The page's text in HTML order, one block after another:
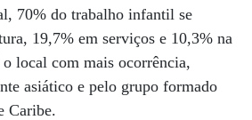
70% do trabalho infantil se
19,7% em serviços e 10,3% na
local com mais ocorrência,
asiático e pelo grupo formado
Caribe.